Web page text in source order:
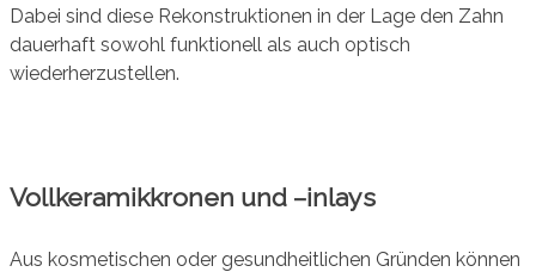
Dabei sind diese Rekonstruktionen in der Lage den Zahn
dauerhaft sowohl funktionell als auch optisch
wiederherzustellen.
Vollkeramikkronen und –inlays
Aus kosmetischen oder gesundheitlichen Gründen können